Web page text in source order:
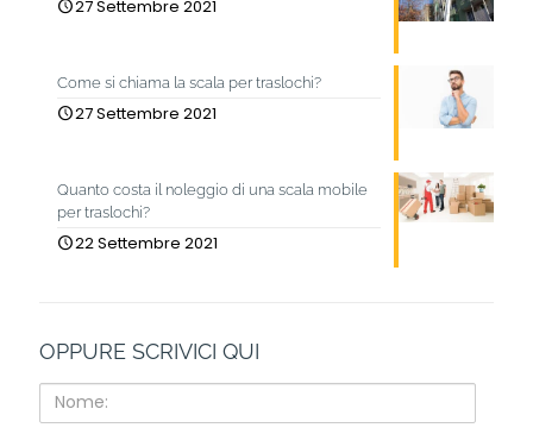
27 Settembre 2021
Come si chiama la scala per traslochi?
27 Settembre 2021
Quanto costa il noleggio di una scala mobile
per traslochi?
22 Settembre 2021
OPPURE SCRIVICI QUI
Nome: